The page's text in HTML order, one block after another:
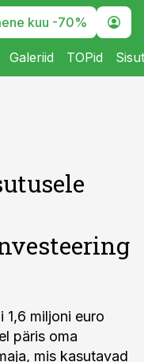
kuu -70%
Galeriid TOPid
1,6 miljoni euro
päris oma
mis kasutavad